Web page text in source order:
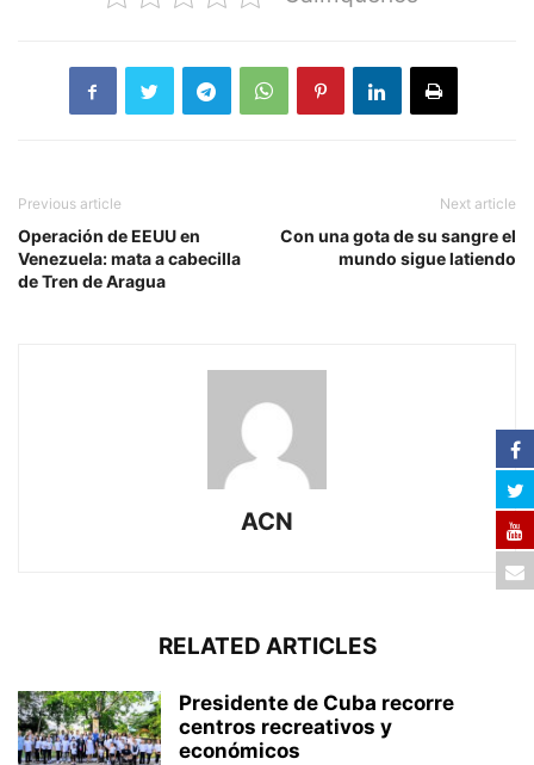
Previous article
Operación de EEUU en
Venezuela: mata a cabecilla
de Tren de Aragua
Next article
Con una gota de su sangre el
mundo sigue latiendo
ACN
RELATED ARTICLES
Presidente de Cuba recorre
centros recreativos y
económicos